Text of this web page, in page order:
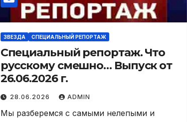
ЗВЕЗДА СПЕЦИАЛЬНЫЙ РЕПОРТАЖ
Специальный репортаж. Что
русскому смешно… Выпуск от
26.06.2026 г.
28.06.2026 ADMIN
Мы разберемся с самыми нелепыми и